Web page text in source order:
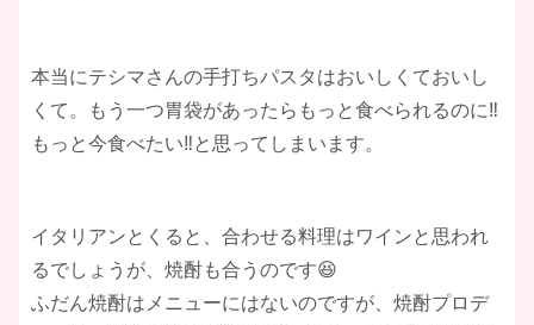
本当にテシマさんの手打ちパスタはおいしくておいし
くて。もう一つ胃袋があったらもっと食べられるのに‼️
もっと今食べたい‼️と思ってしまいます。
イタリアンとくると、合わせる料理はワインと思われ
るでしょうが、焼酎も合うのです😆
ふだん焼酎はメニューにはないのですが、焼酎プロデ